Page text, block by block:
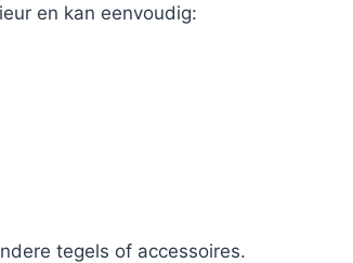
en kan eenvoudig:
tegels of accessoires.